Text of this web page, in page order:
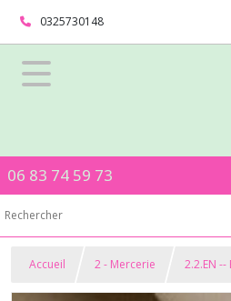
0325730148
06 83 74 59 73
Accueil 2 - Mercerie 2.2.EN